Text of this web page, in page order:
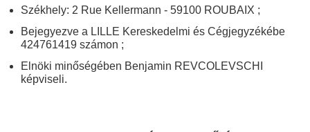
Székhely: 2 Rue Kellermann - 59100 ROUBAIX ;
Bejegyezve a LILLE Kereskedelmi és Cégjegyzékébe
424761419 számon ;
Elnöki minőségében Benjamin REVCOLEVSCHI
képviseli.